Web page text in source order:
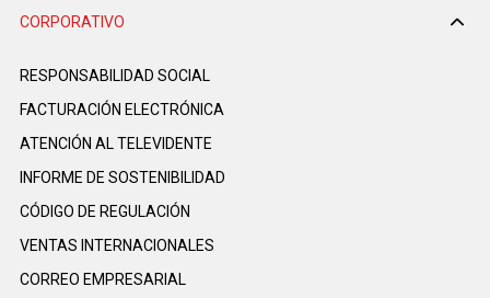
CORPORATIVO
RESPONSABILIDAD SOCIAL
FACTURACIÓN ELECTRÓNICA
ATENCIÓN AL TELEVIDENTE
INFORME DE SOSTENIBILIDAD
CÓDIGO DE REGULACIÓN
VENTAS INTERNACIONALES
CORREO EMPRESARIAL